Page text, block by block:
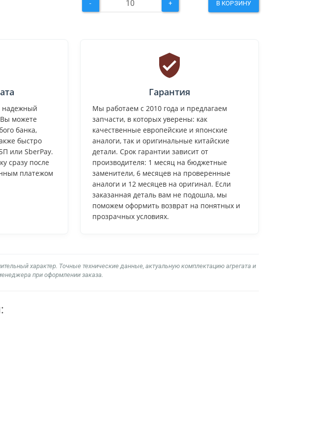
- + В КОРЗИНУ
надежный
можете
банка,
быстро
или SberPay.
сразу после
платежом
Гарантия
Мы работаем с 2010 года и предлагаем
запчасти, в которых уверены: как
качественные европейские и японские
аналоги, так и оригинальные китайские
детали. Срок гарантии зависит от
производителя: 1 месяц на бюджетные
заменители, 6 месяцев на проверенные
аналоги и 12 месяцев на оригинал. Если
заказанная деталь вам не подошла, мы
поможем оформить возврат на понятных и
прозрачных условиях.
характер. Точные технические данные, актуальную комплектацию агрегата и
при оформлении заказа.